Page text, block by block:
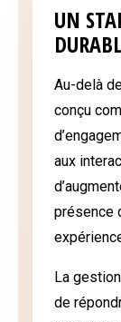
UN
Au-delà
conçu
aux
présence
La
de